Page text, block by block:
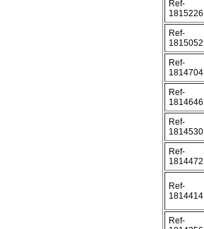
Ref-
1815226
Ref-
1815052
Ref-
1814704
Ref-
1814646
Ref-
1814530
Ref-
1814472
Ref-
1814414
Ref-